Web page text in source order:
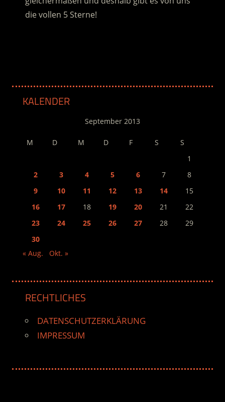
die vollen 5 Sterne!
KALENDER
September 2013
M D M D F S
S
1
2
3 4 5 6 7
8
9
10 11 12 13 14
15
16
17 18 19 20 21
22
23
24 25 26 27 28
29
30
« Aug.
Okt. »
RECHTLICHES
DATENSCHUTZERKLÄRUNG
IMPRESSUM